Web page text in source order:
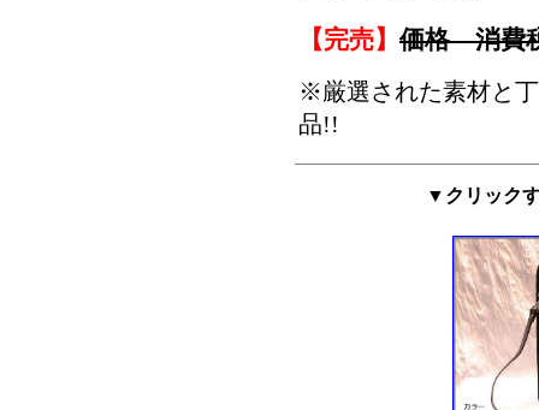
【完売】価格 消費
※厳選された素材と
品!!
▼クリック